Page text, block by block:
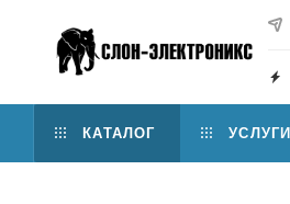
КАТАЛОГ УСЛУГИ